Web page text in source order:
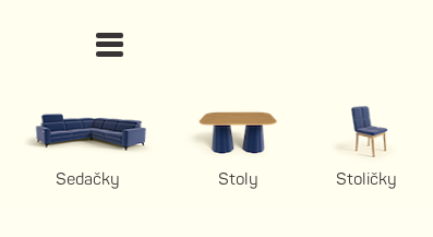
Sedačky Stoly Stoličky